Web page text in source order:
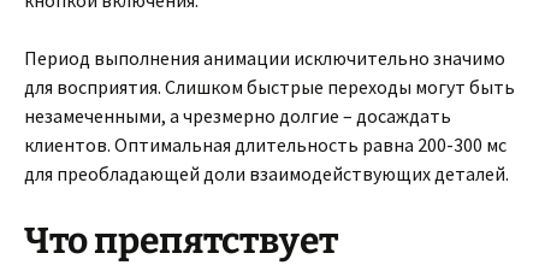
Период выполнения анимации исключительно значимо
для восприятия. Слишком быстрые переходы могут быть
незамеченными, а чрезмерно долгие – досаждать
клиентов. Оптимальная длительность равна 200-300 мс
для преобладающей доли взаимодействующих деталей.
Что препятствует